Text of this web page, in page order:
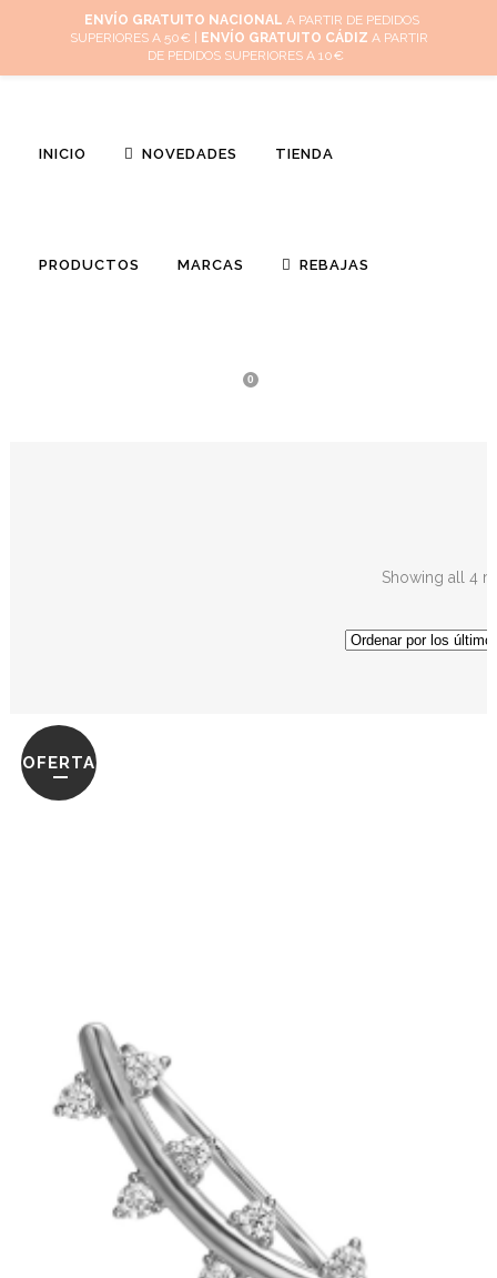
Mi cuenta Cuidado de tus joyas Conócenos Contacta
INICIO NOVEDADES TIENDA
PRODUCTOS MARCAS REBAJAS
0
Showing all 4
OFERTA
ENVÍO GRATUITO NACIONAL A PARTIR DE PEDIDOS
SUPERIORES A 50€ |
ENVÍO GRATUITO CÁDIZ A PARTIR
DE PEDIDOS SUPERIORES A 10€